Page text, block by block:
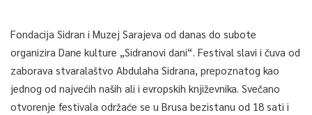
Fondacija Sidran i Muzej Sarajeva od danas do subote
organizira Dane kulture „Sidranovi dani“. Festival slavi i čuva od
zaborava stvaralaštvo Abdulaha Sidrana, prepoznatog kao
jednog od najvećih naših ali i evropskih književnika. Svečano
otvorenje festivala održaće se u Brusa bezistanu od 18 sati i